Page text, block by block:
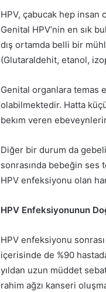
HPV, çabucak hep insan
Genital HPV’nin en sık
dış ortamda belli bir
(Glutaraldehit, etanol,
Genital organlara temas
olabilmektedir. Hatta
bekım veren
Diğer bir durum da
sonrasında bebeğin
HPV enfeksiyonu olan
HPV Enfeksiyonunun
HPV enfeksiyonu
içerisinde de %90
yıldan uzun müddet
rahim ağzı kanseri